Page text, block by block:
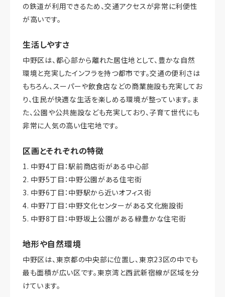
の鉄道が利用できるため、交通アクセスが非常に利便性
が高いです。
生活しやすさ
中野区は、都心部から離れた居住地として、豊かな自然
環境と充実したインフラを持つ都市です。交通の便利さは
もちろん、スーパーや飲食店などの商業施設も充実してお
り、住民が快適な生活を楽しめる環境が整っています。ま
た、公園や公共施設なども充実しており、子育て世代にも
非常に人気の高い住宅地です。
区画とそれぞれの特徴
1. 中野4丁目：駅前商店街がある中心部
2. 中野5丁目：中野公園がある住宅街
3. 中野6丁目：中野駅から近いオフィス街
4. 中野7丁目：中野文化センターがある文化施設街
5. 中野8丁目：中野坂上公園がある緑豊かな住宅街
地形や自然環境
中野区は、東京都の中央部に位置し、東京23区の中でも
最も面積が広い区です。東京湾と西武新宿線が区域を分
けています。